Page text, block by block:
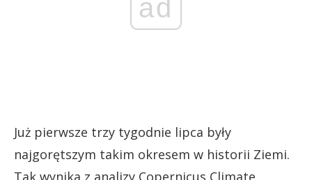
ad
Już pierwsze trzy tygodnie lipca były
najgorętszym takim okresem w historii Ziemi.
Tak wynika z analizy Copernicus Climate